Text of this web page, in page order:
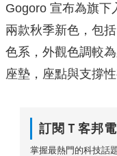
Gogoro 宣布為旗下
兩款秋季新色，包
色系，外觀色調較
座墊，座點與支撐性
訂閱Ｔ客邦
掌握最熱門的科技話